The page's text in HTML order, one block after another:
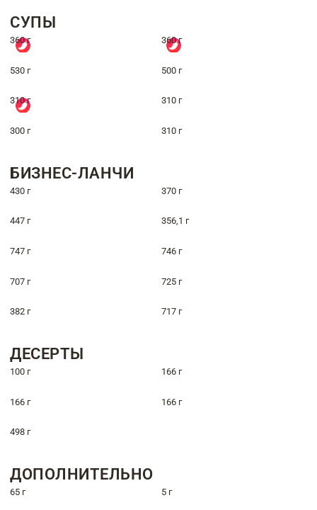
СУПЫ
360 г 360 г
530 г 500 г
310 г 310 г
300 г 310 г
БИЗНЕС-ЛАНЧИ
430 г 370 г
447 г 356,1 г
747 г 746 г
707 г 725 г
382 г 717 г
ДЕСЕРТЫ
100 г 166 г
166 г 166 г
498 г
ДОПОЛНИТЕЛЬНО
65 г 5 г